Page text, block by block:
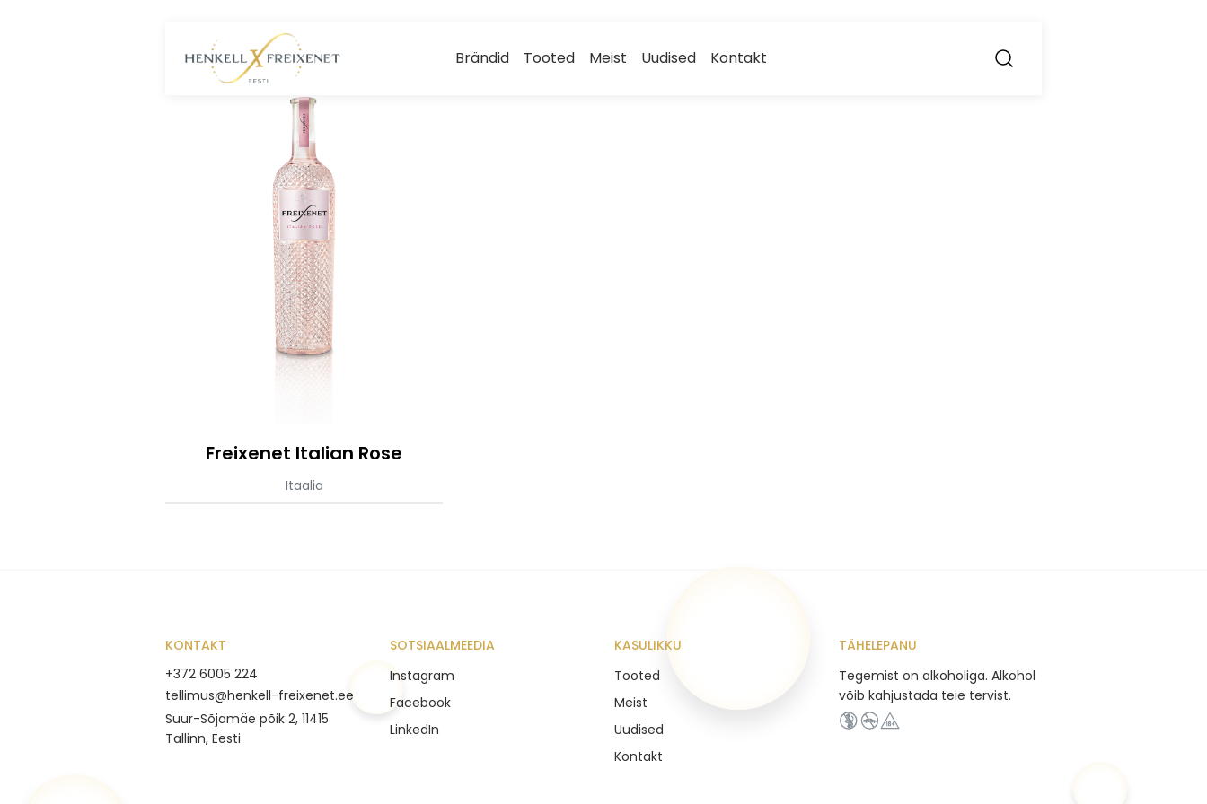
Brändid Tooted Meist Uudised Kontakt
Freixenet Italian Rose
Itaalia
KONTAKT
+372 6005 224
tellimus@henkell-freixenet.ee
Suur-Sõjamäe põik 2, 11415
Tallinn, Eesti
SOTSIAALMEEDIA
Instagram
Facebook
LinkedIn
KASULIKKU
Tooted
Meist
Uudised
Kontakt
TÄHELEPANU
Tegemist on alkoholiga. Alkohol
võib kahjustada teie tervist.